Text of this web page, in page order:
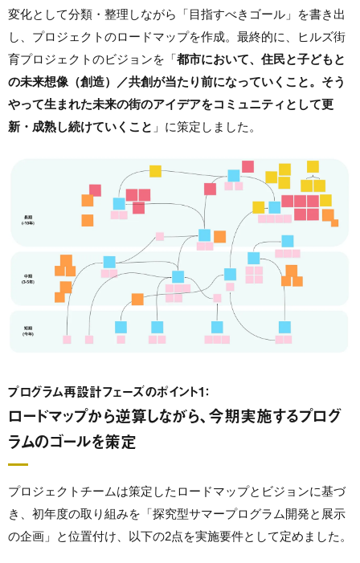
変化として分類・整理しながら「目指すべきゴール」を書き出
し、プロジェクトのロードマップを作成。最終的に、ヒルズ街
育プロジェクトのビジョンを 「都市において、住民と子どもと
の未来想像（創造）／共創が当たり前になっていくこと。そう
やって生まれた未来の街のアイデアをコミュニティとして更
新・成熟し続けていくこと 」に策定しました。
プログラム再設計フェーズのポイント1：
ロードマップから逆算しながら、今期実施するプログ
ラムのゴールを策定
プロジェクトチームは策定したロードマップとビジョンに基づ
き、初年度の取り組みを「探究型サマープログラム開発と展示
の企画」と位置付け、以下の2点を実施要件として定めました。